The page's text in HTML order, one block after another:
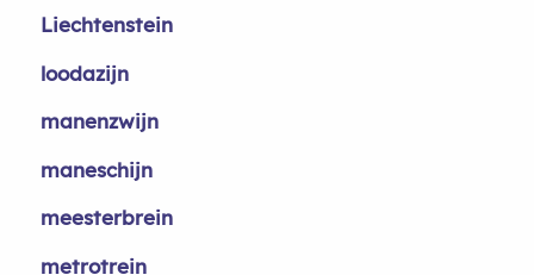
Liechtenstein
loodazijn
manenzwijn
maneschijn
meesterbrein
metrotrein